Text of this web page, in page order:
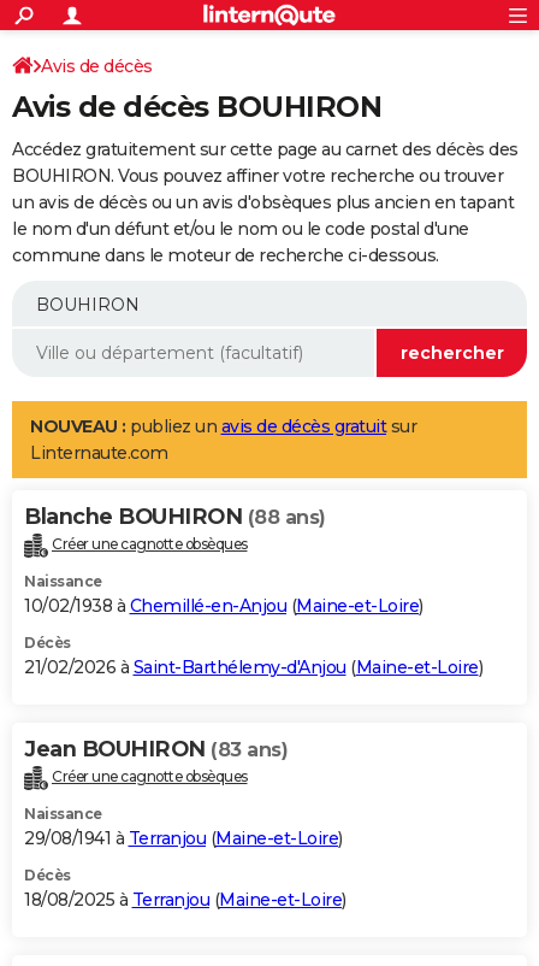
ACTUALITÉS
Politique
Société
Faits Divers
Education
Monde
Villes
+
SPORT
Coupe du monde 2026
Football
Tennis
Cyclisme
Rugby
Forum
Programme TV
TNT
Streaming
Cinéma
Sorties cinéma
Musique
+
FINANCE
Impôts
Immobilier
Risques naturels par ville
Banque
Assurance
Crédit
AUTO
Essais
Réserver un essai
Citadines
Berlines
SUV
Forum auto
+
Mobiles
Meilleur smartphone
Internet
Ordinateurs
Jeux vidéo
Guide high-tech
Aménagement intérieur
LIFESTYLE
Art de vivre
Bien-être
Loisirs
Mode
Modes de vie
Alimentation
Guide de la santé
Maladies
Médicaments
Sommeil
VOYAGE
Destinations
City break
Voyage nature
Voyage de noces
Forum
Climat
+PHOTO
GUIDES D'ACHAT
BONS PLANS
Carte de Noël
Carte Bonne année
Carte Saint-Valentin
Carte Pâques
Carte d'anniversaire
DICTIONNAIRE
Dictionnaire
Biographies
Citations
Expressions
Proverbes
PROGRAMME TV
S'inscrire
Se connecter
Lycées
Collèges
Primaires
Universités
Entreprises
Service militaire
Avis de recherche
AVIS DE DÉCÈS
Avis de décès
Avis de décès BOUHIRON
Accédez gratuitement sur cette page au carnet des décès des
BOUHIRON. Vous pouvez affiner votre recherche ou trouver
un avis de décès ou un avis d'obsèques plus ancien en tapant
le nom d'un défunt et/ou le nom ou le code postal d'une
commune dans le moteur de recherche ci-dessous.
NOUVEAU : publiez un avis de décès gratuitsur
Linternaute.com
Blanche BOUHIRON (88 ans)
Créer une cagnotte obsèques
Naissance
10/02/1938 à Chemillé-en-Anjou (Maine-et-Loire)
Décès
21/02/2026 à Saint-Barthélemy-d'Anjou (Maine-et-Loire)
Jean BOUHIRON (83 ans)
Créer une cagnotte obsèques
Naissance
29/08/1941 à Terranjou (Maine-et-Loire)
Décès
18/08/2025 à Terranjou (Maine-et-Loire)